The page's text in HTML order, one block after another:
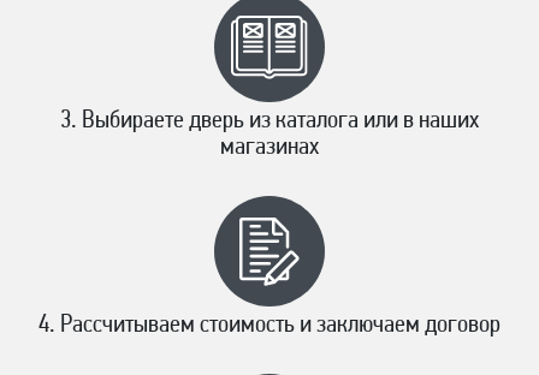
Выбираете дверь из каталога или в наших
магазинах
Рассчитываем стоимость и заключаем договор